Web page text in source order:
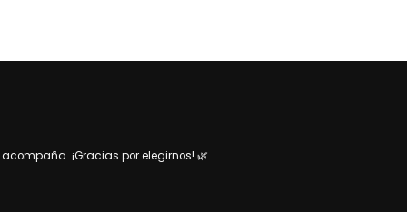
¡Gracias por elegirnos! 🌿